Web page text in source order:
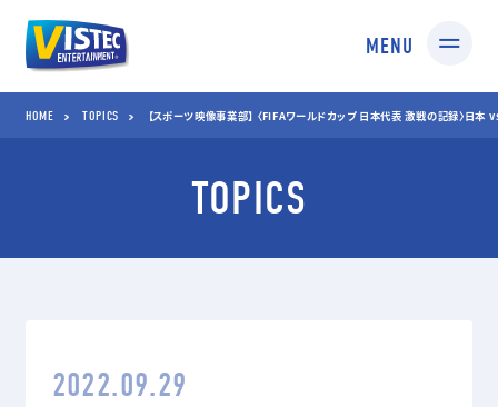
MENU
HOME TOPICS
TV番組/Web配信/DVD
HOME TOPICS 【スポーツ映像事業部】 〈FIFAワールドカップ 日本代表 激戦の記録〉日本
TOPICS
2022.09.29